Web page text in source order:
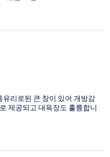
리로된 큰 창이 있어 개방감
제공되고 대욕장도 훌륭합니